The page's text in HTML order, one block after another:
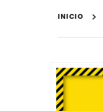
INICIO
Saltar
al
final